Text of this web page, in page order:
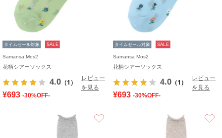
タイムセール対象 SALE
Samansa Mos2
花柄シアーソックス
4.0 （1）
レビュー
を見る
¥693 -30%OFF-
タイムセール対象 SALE
Samansa Mos2
花柄シアーソックス
4.0 （1）
レビュー
を見る
¥693 -30%OFF-